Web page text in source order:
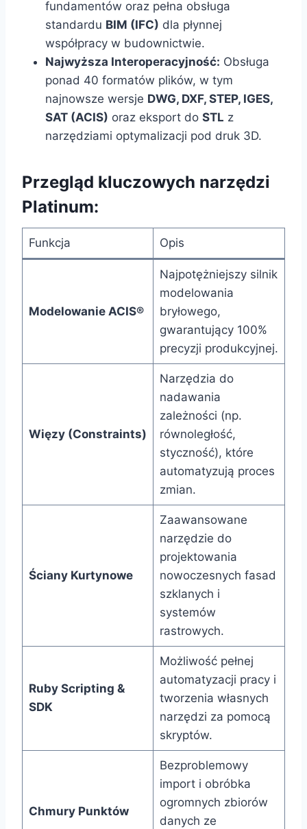
fundamentów oraz pełna obsługa
standardu BIM (IFC) dla płynnej
współpracy w budownictwie.
Najwyższa Interoperacyjność: Obsługa
ponad 40 formatów plików, w tym
najnowsze wersje DWG, DXF, STEP, IGES,
SAT (ACIS) oraz eksport do STL z
narzędziami optymalizacji pod druk 3D.
Przegląd kluczowych narzędzi
Platinum:
Funkcja Opis
Modelowanie ACIS®
Najpotężniejszy silnik
modelowania
bryłowego,
gwarantujący 100%
precyzji produkcyjnej.
Więzy (Constraints)
Narzędzia do
nadawania
zależności (np.
równoległość,
styczność), które
automatyzują proces
zmian.
Ściany Kurtynowe
Zaawansowane
narzędzie do
projektowania
nowoczesnych fasad
szklanych i
systemów
rastrowych.
Ruby Scripting &
SDK
Możliwość pełnej
automatyzacji pracy i
tworzenia własnych
narzędzi za pomocą
skryptów.
Chmury Punktów
Bezproblemowy
import i obróbka
ogromnych zbiorów
danych ze